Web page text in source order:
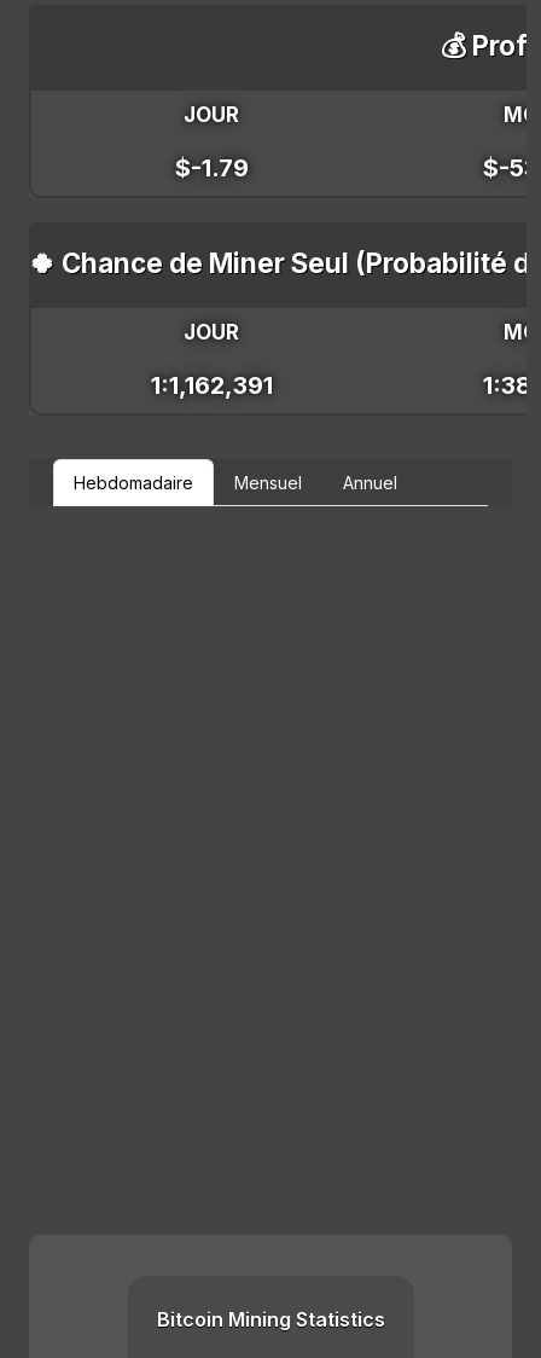
💰
JOUR
$-1.79 $-
🍀 Chance de Miner Seul (Probabilité
JOUR
1:1,162,391
Hebdomadaire Mensuel Annuel
Bitcoin Mining Statistics